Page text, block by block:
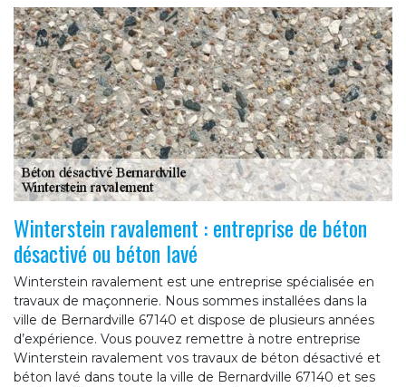
Winterstein ravalement : entreprise de béton
désactivé ou béton lavé
Winterstein ravalement est une entreprise spécialisée en
travaux de maçonnerie. Nous sommes installées dans la
ville de Bernardville 67140 et dispose de plusieurs années
d’expérience. Vous pouvez remettre à notre entreprise
Winterstein ravalement vos travaux de béton désactivé et
béton lavé dans toute la ville de Bernardville 67140 et ses